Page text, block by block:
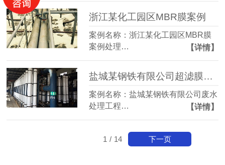
浙江某化工园区MBR膜案例
案例名称：浙江某化工园区MBR膜
案例处理…
【详情】
盐城某钢铁有限公司超滤膜案例
案例名称：盐城某钢铁有限公司废水
处理工程…
【详情】
1 / 14 下一页